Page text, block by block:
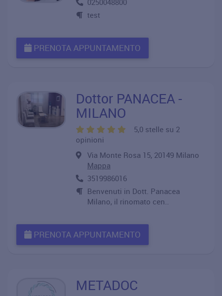
0250048800
test
PRENOTA APPUNTAMENTO
Dottor PANACEA -
MILANO
5,0 stelle su 2
opinioni
Via Monte Rosa 15, 20149 Milano
Mappa
3519986016
Benvenuti in Dott. Panacea
Milano, il rinomato cen..
PRENOTA APPUNTAMENTO
METADOC